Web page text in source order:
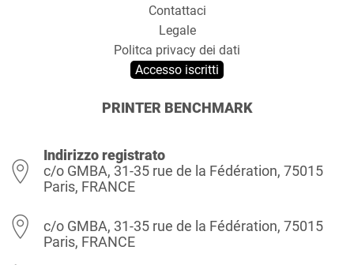
Contattaci
Legale
Politca privacy dei dati
Accesso iscritti
PRINTER BENCHMARK
Indirizzo registrato
c/o GMBA, 31-35 rue de la Fédération, 75015
Paris, FRANCE
c/o GMBA, 31-35 rue de la Fédération, 75015
Paris, FRANCE